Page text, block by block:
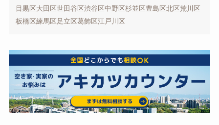
目黒区大田区世田谷区渋谷区中野区杉並区豊島区北区荒川区
板橋区練馬区足立区葛飾区江戸川区